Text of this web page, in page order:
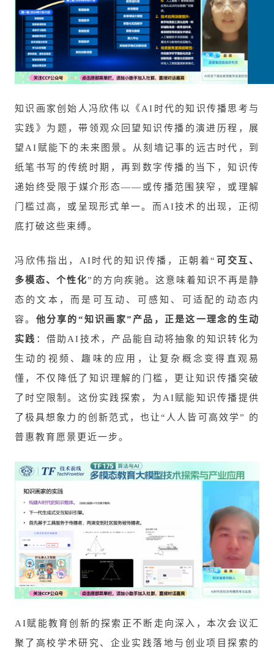
知识画家创始人冯欣伟以《AI时代的知识传播思考与
实践》为题，带领观众回望知识传播的演进历程，展
望AI赋能下的未来图景。从刻墙记事的远古时代，到
纸笔书写的传统时期，再到数字传播的当下，知识传
递始终受限于媒介形态——或传播范围狭窄，或理解
门槛过高，或呈现形式单一。而AI技术的出现，正彻
底打破这些束缚。
冯欣伟指出，AI时代的知识传播，正朝着“ 可交互、
多模态、个性化”的方向疾驰。这意味着知识不再是静
态的文本，而是可互动、可感知、可适配的动态内
容。 他分享的“知识画家”产品，正是这一理念的生动
实践 ：借助AI技术，产品能自动将抽象的知识转化为
生动的视频、趣味的应用，让复杂概念变得直观易
懂，不仅降低了知识理解的门槛，更让知识传播突破
了时空限制。这份实践探索，为AI赋能知识传播提供
了极具想象力的创新范式，也让“人人皆可高效学” 的
普惠教育愿景更近一步。
AI赋能教育创新的探索正不断走向深入，本次会议汇
聚了高校学术研究、企业实践落地与创业项目探索的